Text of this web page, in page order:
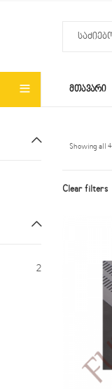
ᲛᲗᲐᲕᲐᲠᲘ
Showing all
Clear filters
2